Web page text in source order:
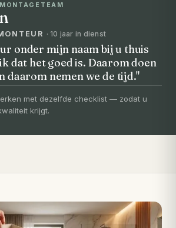
· 10 jaar in dienst
onder mijn naam bij u thuis
dat het goed is. Daarom doen
daarom nemen we de tijd."
met dezelfde checklist — zodat u
krijgt.
volledig vernieuwd in
4 weken.